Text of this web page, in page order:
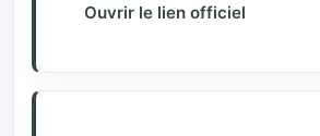
Ouvrir le lien officiel